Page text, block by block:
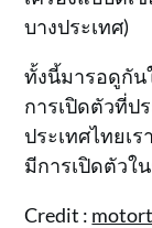
บางประเทศ)
ทั้งนี้มารอดูกัน
การเปิดตัวที่ป
ประเทศไทยเ
มีการเปิดตัวใ
Credit :